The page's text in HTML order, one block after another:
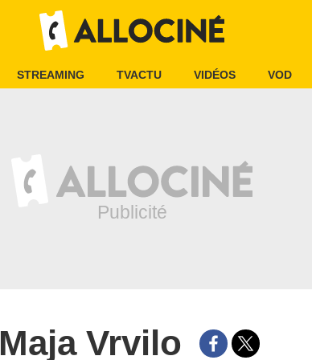
STREAMING TVACTU VIDÉOS VOD
Maja Vrvilo